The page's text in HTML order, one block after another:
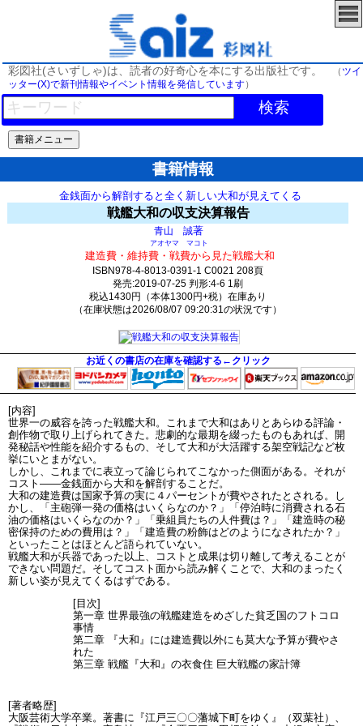
彩図社(さいずしゃ)は、読者の好奇心を本にする出版社です。 （ ツイ
ッター(X)で新刊情報やイベント情報を発信しています）
検索
書籍情報
金銭面から解剖すると全く新しい大和が見えてくる
戦艦大和の収支決算報告
青山 誠著
アオヤマ マコト
建造費・維持費・戦費から見た戦艦大和
ISBN978-4-8013-0391-1 C0021 208頁
発売:2019-07-25 判形:4-6 1刷
税込1430円（本体1300円+税）在庫あり
（在庫状態は2026/08/07 09:20:31の状況です）
お近くの書店の在庫を確認する←クリック
[内容]
世界一の威容を誇った戦艦大和。これまで大和はありとあらゆる評論・
創作物で取り上げられてきた。悲劇的な最期を綴ったものもあれば、開
発秘話や性能を紹介するもの、そして大和が大活躍する架空戦記など枚
挙にいとまがない。
しかし、これまでに表立って論じられてこなかった側面がある。それが
コスト――金銭面から大和を解剖することだ。
大和の建造費は国家予算の実に４パーセントが費やされたとされる。し
かし、「主砲弾一発の価格はいくらなのか？」「停泊時に消費される石
油の価格はいくらなのか？」「乗組員たちの人件費は？」「建造時の秘
密保持のための費用は？」「建造費の粉飾はどのようになされたか？」
といったことはほとんど語られていない。
戦艦大和が兵器であった以上、コストと成果は切り離して考えることが
できない問題だ。そしてコスト面から読み解くことで、大和のまったく
新しい姿が見えてくるはずである。
[目次]
第一章 世界最強の戦艦建造をめざした貧乏国のフトコロ
事情
第二章 『大和』には建造費以外にも莫大な予算が費やさ
れた
第三章 戦艦『大和』の衣食住 巨大戦艦の家計簿
[著者略歴]
大阪芸術大学卒業。著書に『江戸三〇〇藩城下町をゆく』（双葉社）、